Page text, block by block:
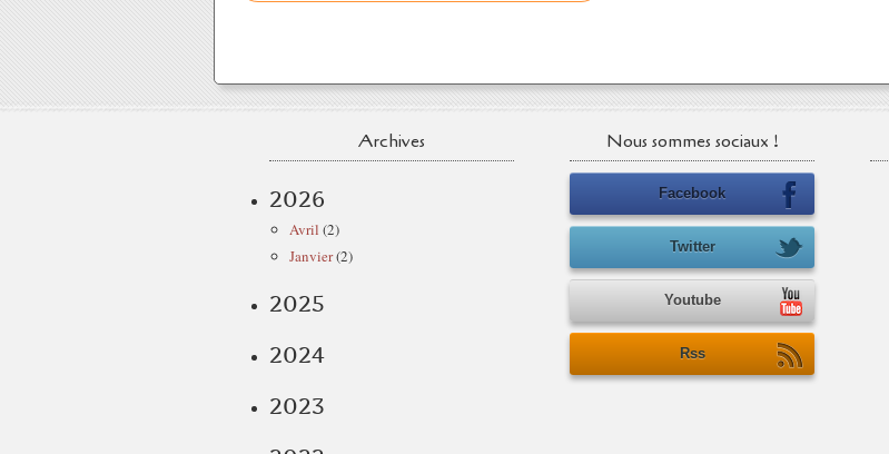
Archives
2026
Avril (2)
Janvier(2)
2025
2024
2023
Nous sommes sociaux !
Facebook
Twitter
Youtube
Rss